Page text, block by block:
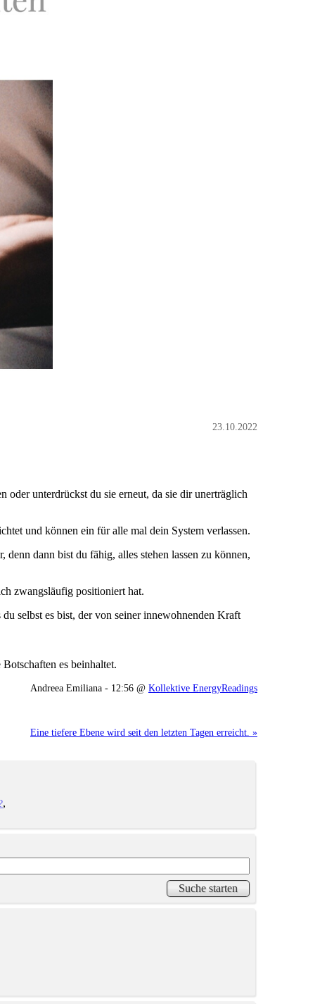
23.10.2022
oder unterdrückst du sie erneut, da sie dir unerträglich
und können ein für alle mal dein System verlassen.
dann bist du fähig, alles stehen lassen zu können,
zwangsläufig positioniert hat.
selbst es bist, der von seiner innewohnenden Kraft
es beinhaltet.
Andreea Emiliana - 12:56 @ Kollektive EnergyReadings
Eine tiefere Ebene wird seit den letzten Tagen erreicht. »